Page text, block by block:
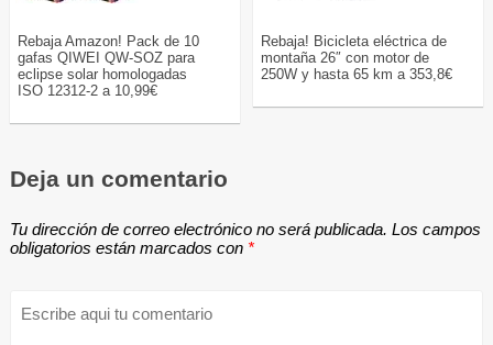
Rebaja Amazon! Pack de 10
gafas QIWEI QW-SOZ para
eclipse solar homologadas
ISO 12312-2 a 10,99€
Rebaja! Bicicleta eléctrica de
montaña 26″ con motor de
250W y hasta 65 km a 353,8€
Deja un comentario
Tu dirección de correo electrónico no será publicada. Los campos
obligatorios están marcados con *